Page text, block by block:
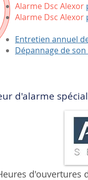
Alarme Dsc Alexor
Alarme Dsc Alexor
Entretien annuel
Dépannage de
d'alarme
d'ouvertures